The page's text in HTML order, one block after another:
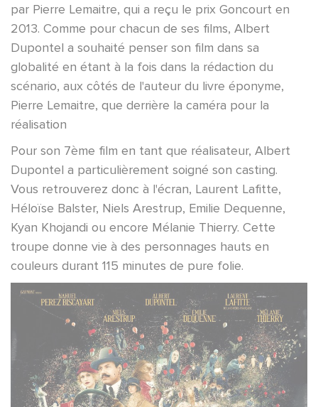
par Pierre Lemaitre, qui a reçu le prix Goncourt en
2013. Comme pour chacun de ses films, Albert
Dupontel a souhaité penser son film dans sa
globalité en étant à la fois dans la rédaction du
scénario, aux côtés de l'auteur du livre éponyme,
Pierre Lemaitre, que derrière la caméra pour la
réalisation
Pour son 7ème film en tant que réalisateur, Albert
Dupontel a particulièrement soigné son casting.
Vous retrouverez donc à l'écran, Laurent Lafitte,
Héloïse Balster, Niels Arestrup, Emilie Dequenne,
Kyan Khojandi ou encore Mélanie Thierry. Cette
troupe donne vie à des personnages hauts en
couleurs durant 115 minutes de pure folie.